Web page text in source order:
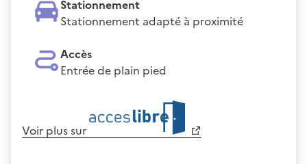
Stationnement
Stationnement adapté à proximité
Accès
Entrée de plain pied
Voir plus sur